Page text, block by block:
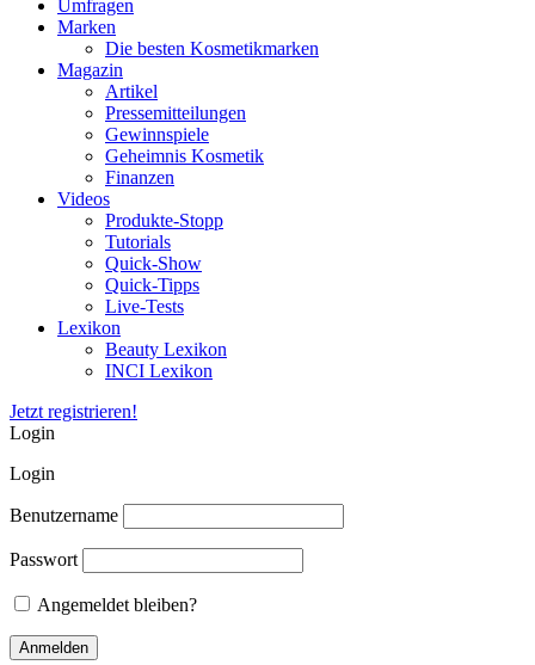
Umfragen
Marken
Die besten Kosmetikmarken
Magazin
Artikel
Pressemitteilungen
Gewinnspiele
Geheimnis Kosmetik
Finanzen
Videos
Produkte-Stopp
Tutorials
Quick-Show
Quick-Tipps
Live-Tests
Lexikon
Beauty Lexikon
INCI Lexikon
Jetzt registrieren!
Login
Login
Benutzername
Passwort
Angemeldet bleiben?